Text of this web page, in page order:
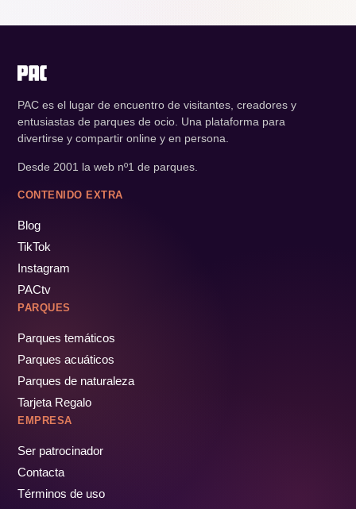
PAC es el lugar de encuentro de visitantes, creadores y
entusiastas de parques de ocio. Una plataforma para
divertirse y compartir online y en persona.
Desde 2001 la web nº1 de parques.
CONTENIDO EXTRA
Blog
TikTok
Instagram
PACtv
PARQUES
Parques temáticos
Parques acuáticos
Parques de naturaleza
Tarjeta Regalo
EMPRESA
Ser patrocinador
Contacta
Términos de uso